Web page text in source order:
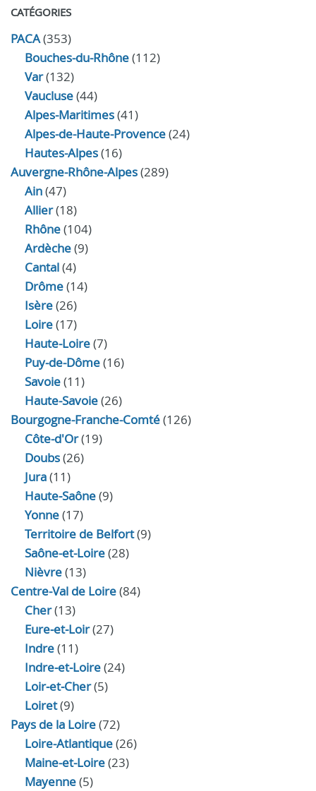
CATÉGORIES
PACA(353)
Bouches-du-Rhône(112)
Var(132)
Vaucluse(44)
Alpes-Maritimes(41)
Alpes-de-Haute-Provence(24)
Hautes-Alpes(16)
Auvergne-Rhône-Alpes(289)
Ain(47)
Allier(18)
Rhône(104)
Ardèche(9)
Cantal(4)
Drôme(14)
Isère(26)
Loire(17)
Haute-Loire(7)
Puy-de-Dôme(16)
Savoie(11)
Haute-Savoie(26)
Bourgogne-Franche-Comté(126)
Côte-d'Or(19)
Doubs(26)
Jura(11)
Haute‑Saône(9)
Yonne(17)
Territoire de Belfort(9)
Saône-et-Loire(28)
Nièvre(13)
Centre-Val de Loire(84)
Cher(13)
Eure‑et‑Loir(27)
Indre(11)
Indre‑et‑Loire(24)
Loir‑et‑Cher(5)
Loiret(9)
Pays de la Loire(72)
Loire-Atlantique(26)
Maine-et-Loire(23)
Mayenne(5)